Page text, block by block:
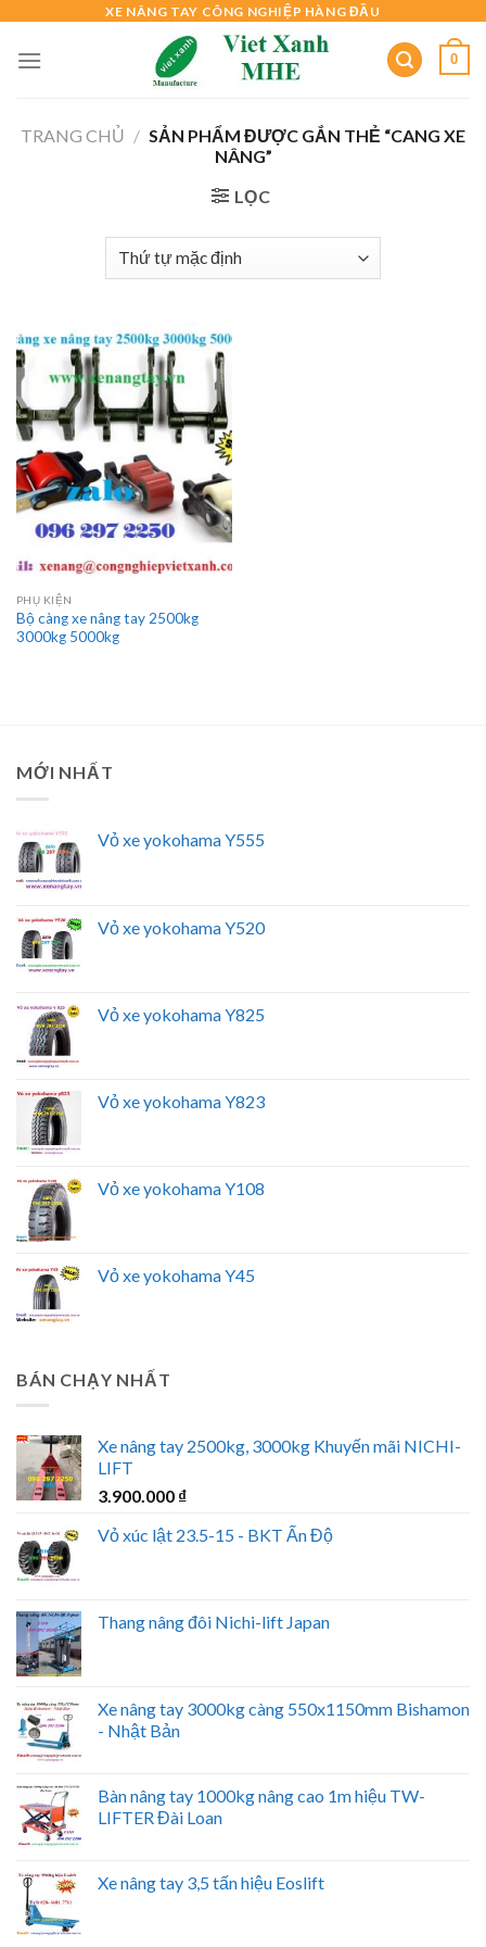
content
XE NÂNG TAY CÔNG NGHIỆP HÀNG ĐẦU
0
TRANG CHỦ / SẢN PHẨM ĐƯỢC GẮN THẺ “CANG XE
NÂNG”
LỌC
PHỤ KIỆN
Bộ càng xe nâng tay 2500kg
3000kg 5000kg
MỚI NHẤT
Vỏ xe yokohama Y555
Vỏ xe yokohama Y520
Vỏ xe yokohama Y825
Vỏ xe yokohama Y823
Vỏ xe yokohama Y108
Vỏ xe yokohama Y45
BÁN CHẠY NHẤT
Xe nâng tay 2500kg, 3000kg Khuyến mãi NICHI-
LIFT
3.900.000 ₫
Vỏ xúc lật 23.5-15 - BKT Ấn Độ
Thang nâng đôi Nichi-lift Japan
Xe nâng tay 3000kg càng 550x1150mm Bishamon
- Nhật Bản
Bàn nâng tay 1000kg nâng cao 1m hiệu TW-
LIFTER Đài Loan
Xe nâng tay 3,5 tấn hiệu Eoslift